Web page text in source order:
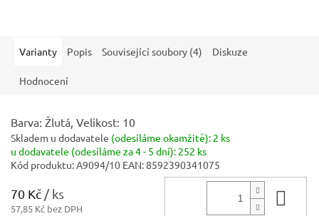
Varianty Popis Související soubory (4) Diskuze
Hodnocení
Barva: Žlutá, Velikost: 10
Skladem u dodavatele (odesíláme okamžitě): 2 ks
u dodavatele (odesíláme za 4 - 5 dní): 252 ks
Kód produktu:A9094/10 EAN:8592390341075
70 Kč / ks
57,85 Kč bez DPH